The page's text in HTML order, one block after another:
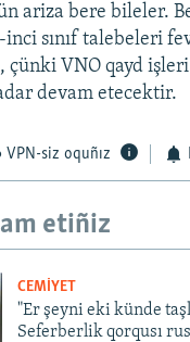
ariza bere bileler.
sınıf talebeleri
VNO qayd işleri
devam etecektir.
VPN-siz oquñız
etiñiz
CEMİYET
"Er şeyni eki künde
Seferberlik qorqusı